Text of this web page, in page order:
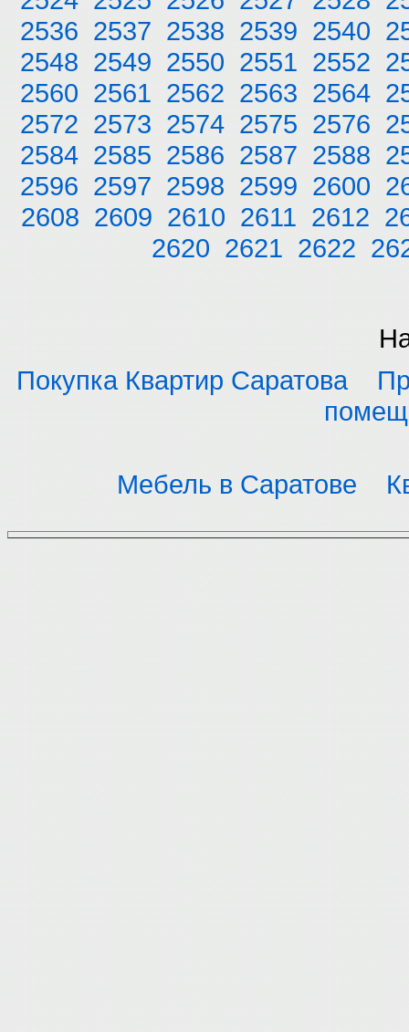
2536 2537 2538 2539 2540
2548 2549 2550 2551 2552
2560 2561 2562 2563 2564
2572 2573 2574 2575 2576
2584 2585 2586 2587 2588
2596 2597 2598 2599 2600
2608 2609 2610 2611 2612
2620 2621 2622
Покупка Квартир Саратова
Мебель в Саратове